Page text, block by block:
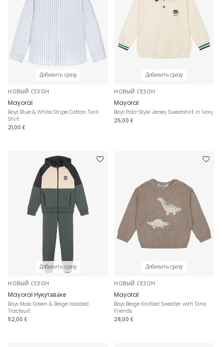
Добавить сразу
НОВЫЙ СЕЗОН
Mayoral
Boys Blue & White Stripe Cotton Twill
Shirt
21,00 £
Добавить сразу
НОВЫЙ СЕЗОН
Mayoral
Boys Polo-Style Jersey Sweatshirt in Ivory
25,00 £
Добавить сразу
НОВЫЙ СЕЗОН
Mayoral Нукутаваке
Boys Moss Green & Beige Hooded
Tracksuit
52,00 £
Добавить сразу
НОВЫЙ СЕЗОН
Mayoral
Boys Beige Knitted Sweater with Dino
Friends
28,00 £